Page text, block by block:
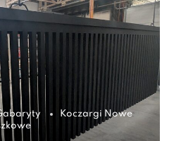
Koczargi Nowe